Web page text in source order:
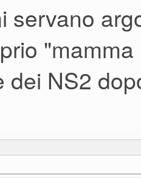
servano
dei NS2